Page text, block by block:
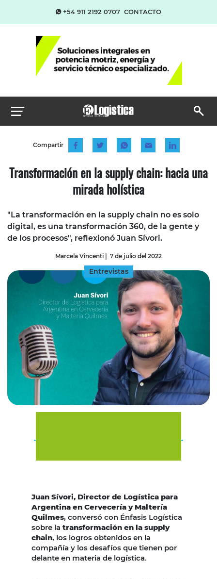
+54 911 2192 0707 CONTACTO
Compartir
Transformación en la supply chain: hacia una
mirada holística
"La transformación en la supply chain no es solo
digital, es una transformación 360, de la gente y
de los procesos", reflexionó Juan Sívori.
Marcela Vincenti | 7 de julio del 2022
Entrevistas
Juan Sívori, Director de Logística para
Argentina en Cervecería y Maltería
Quilmes, conversó con Énfasis Logística
sobre la transformación en la supply
chain, los logros obtenidos en la
compañía y los desafíos que tienen por
delante en materia de logística.